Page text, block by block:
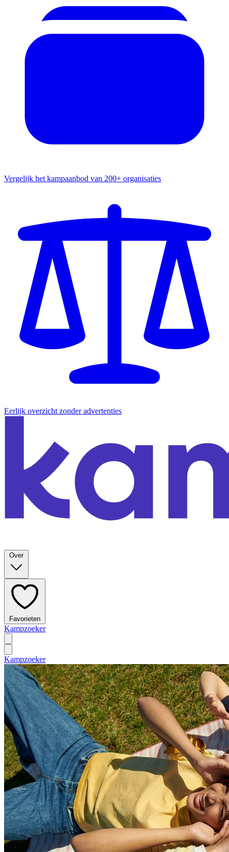
Vergelijk het kampaanbod van 200+ organisaties
Eerlijk overzicht zonder advertenties
Over
Favorieten
Kampzoeker
Kampzoeker